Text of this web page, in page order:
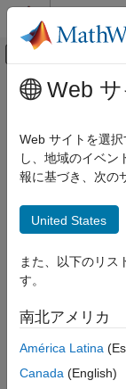
コンテンツへスキップ
オフキ
ドキュメンテーション
外部言語インターフェ
MATLAB での COM
COM 入門
COM オブジェクトの
参考
メインコンテン
COM 入
COM オブ
関数 actxserver
アプリケーショ
成し、操作しま
ッド、プロパテ
カスタム コ
MATLAB プロ
別に作成した
する場合は、そ
Web
Web サイトを選
し、地域のイベン
報に基づき、次の
United States
また、以下のリス
す。
南北アメリカ
América Latina
Canada (English)